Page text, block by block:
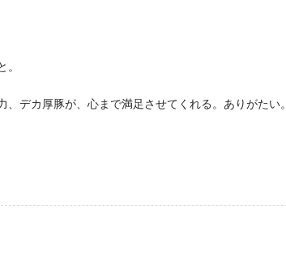
デカ厚豚が、心まで満足させてくれる。ありがたい。